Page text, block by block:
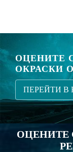
ОЦЕНИТЕ
ОКРАСКИ
ПЕРЕЙТИ В
ОЦЕНИТЕ